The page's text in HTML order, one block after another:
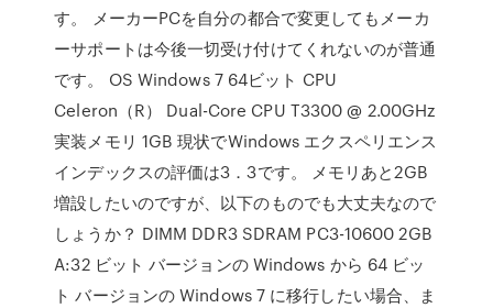
す。 メーカーPCを自分の都合で変更してもメーカ
ーサポートは今後一切受け付けてくれないのが普通
です。 OS Windows 7 64ビット CPU
Celeron（R） Dual-Core CPU T3300 @ 2.00GHz
実装メモリ 1GB 現状でWindows エクスペリエンス
インデックスの評価は3．3です。 メモリあと2GB
増設したいのですが、以下のものでも大丈夫なので
しょうか？ DIMM DDR3 SDRAM PC3-10600 2GB
A:32 ビット バージョンの Windows から 64 ビッ
ト バージョンの Windows 7 に移行したい場合、ま